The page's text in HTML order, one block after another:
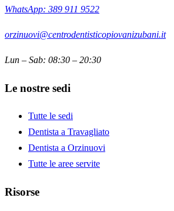
WhatsApp: 389 911 9522
orzinuovi@centrodentisticopiovanizubani.it
Lun – Sab: 08:30 – 20:30
Le nostre sedi
Tutte le sedi
Dentista a Travagliato
Dentista a Orzinuovi
Tutte le aree servite
Risorse